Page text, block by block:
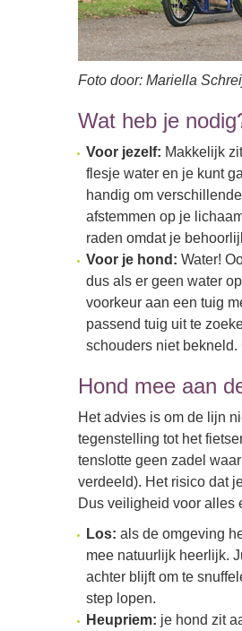
Foto door: Mariella
Wat heb je
Voor jezelf: Makkelijk
flesje water en je kunt
handig om
afstemmen op je
raden omdat je
Voor je hond: Water!
dus als er geen water
voorkeur aan een tuig
passend tuig uit te
schouders niet
Hond mee aan
Het advies is om de lijn
tegenstelling tot het
tenslotte geen zadel
verdeeld). Het risico dat
Dus veiligheid voor alles
Los: als de omgeving
mee natuurlijk heerlijk.
achter blijft om te
step lopen.
Heupriem: je hond zit